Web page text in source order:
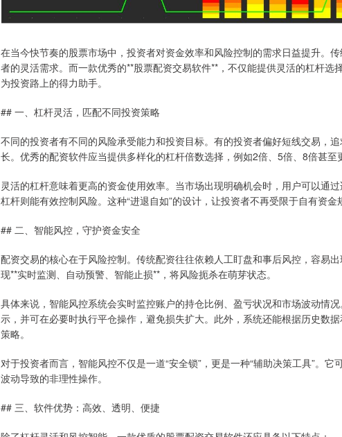
在当今快节奏的股票市场中，投资者对资金效率和风险控制的需求日益提升。
者的灵活需求。而一款优秀的**股票配资交易软件**，不仅能提供灵活的杠杆
为投资路上的得力助手。
## 一、杠杆灵活，匹配不同投资策略
不同的投资者有不同的风险承受能力和投资目标。有的投资者偏好短线交易，
长。优秀的配资软件应当提供多样化的杠杆倍数选择，例如2倍、5倍、8倍甚至
灵活的杠杆意味着更高的资金使用效率。当市场出现明确机会时，用户可以通
杠杆则能有效控制风险。这种“进退自如”的设计，让投资者不再受限于自有资金
## 二、智能风控，守护资金安全
配资交易的核心在于风险控制。传统配资往往依赖人工盯盘和事后风控，容易
现**实时监测、自动预警、智能止损**，将风险扼杀在萌芽状态。
具体来说，智能风控系统会实时监控账户的持仓比例、盈亏状况和市场波动情
示，并可在必要时执行平仓操作，避免损失扩大。此外，系统还能根据历史数
策略。
对于投资者而言，智能风控不仅是一道“安全锁”，更是一种“辅助决策工具”。
波动导致的非理性操作。
## 三、软件优势：高效、透明、便捷